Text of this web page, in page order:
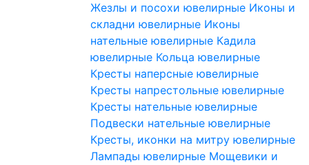
Жезлы и посохи ювелирные Иконы и
складни ювелирные Иконы
нательные ювелирные Кадила
ювелирные Кольца ювелирные
Кресты наперсные ювелирные
Кресты напрестольные ювелирные
Кресты нательные ювелирные
Подвески нательные ювелирные
Кресты, иконки на митру ювелирные
Лампады ювелирные Мощевики и